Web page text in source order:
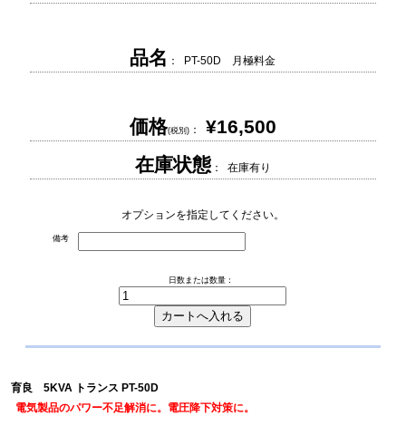
品名 ： PT-50D 月極料金
価格(税別)： ¥16,500
在庫状態： 在庫有り
オプションを指定してください。
備考
日数または数量：
育良 5KVA トランス PT-50D
電気製品のパワー不足解消に。電圧降下対策に。